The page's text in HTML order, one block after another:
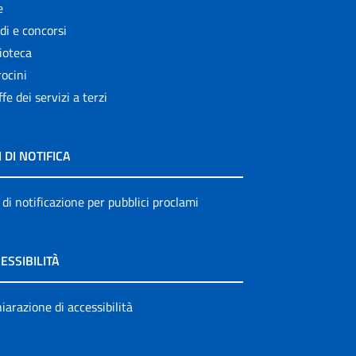
e concorsi
dei servizi a terzi
DI NOTIFICA
notificazione per pubblici proclami
di accessibilità